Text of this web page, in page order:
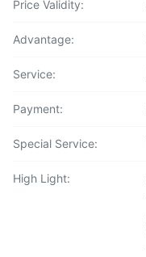
Price Validity:
Advantage:
Service:
Payment:
Special Service:
High Light: